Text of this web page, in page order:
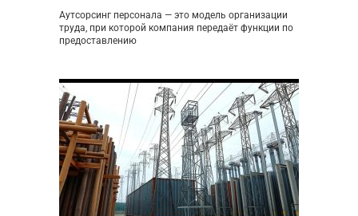
Аутсорсинг персонала — это модель организации
труда, при которой компания передаёт функции по
предоставлению